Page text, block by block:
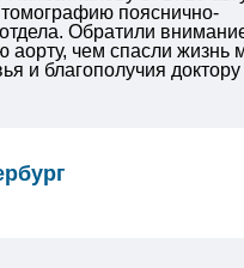
пояснично-
Обратили
аорту, чем спасли жизнь
и благополучия доктору